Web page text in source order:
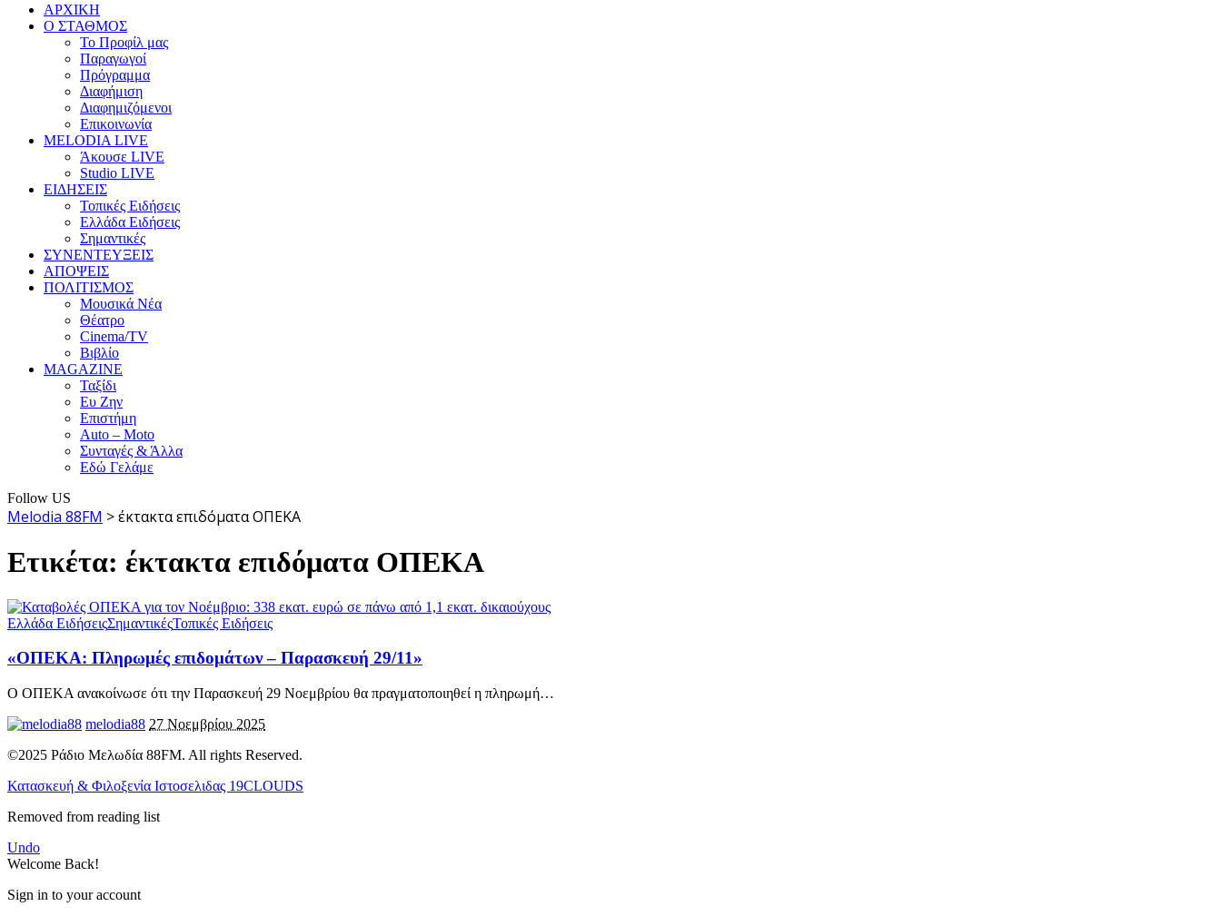
ΑΡΧΙΚΗ
Ο ΣΤΑΘΜΟΣ
Το Προφίλ μας
Παραγωγοί
Πρόγραμμα
Διαφήμιση
Διαφημιζόμενοι
Επικοινωνία
MELODIA LIVE
Άκουσε LIVE
Studio LIVE
ΕΙΔΗΣΕΙΣ
Τοπικές Ειδήσεις
Ελλάδα Ειδήσεις
Σημαντικές
ΣΥΝΕΝΤΕΥΞΕΙΣ
ΑΠΟΨΕΙΣ
ΠΟΛΙΤΙΣΜΟΣ
Μουσικά Νέα
Θέατρο
Cinema/TV
Βιβλίο
MAGAZINE
Ταξίδι
Ευ Ζην
Επιστήμη
Auto – Moto
Συνταγές & Άλλα
Εδώ Γελάμε
Follow US
Melodia 88FM >έκτακτα επιδόματα ΟΠΕΚΑ
Ετικέτα: έκτακτα επιδόματα ΟΠΕΚΑ
Ελλάδα ΕιδήσειςΣημαντικέςΤοπικές Ειδήσεις
«ΟΠΕΚΑ: Πληρωμές επιδομάτων – Παρασκευή 29/11»
Ο ΟΠΕΚΑ ανακοίνωσε ότι την Παρασκευή 29 Νοεμβρίου θα πραγματοποιηθεί η πληρωμή…
melodia88 27 Νοεμβρίου 2025
©2025 Ράδιο Μελωδία 88FM. All rights Reserved.
Κατασκευή & Φιλοξενία Ιστοσελιδας 19CLOUDS
Removed from reading list
Undo
Welcome Back!
Sign in to your account